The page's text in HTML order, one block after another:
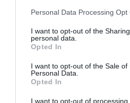
Please note that this website/app
not limited to your visit or usage
grant or deny consent to Google
use your data for below specified
consent section.
Personal Data Processing Opt
I want to opt-out of the
personal data.
Opted In
I want to opt-out of the Sale of
Personal Data.
Opted In
I want to opt-out of processing